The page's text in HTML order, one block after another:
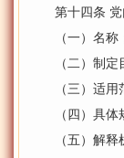
第十四条 党
（一）名称
（二）制定目
（三）适用
（四）具体
（五）解释